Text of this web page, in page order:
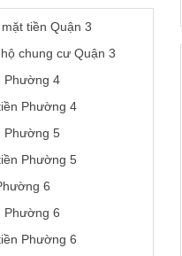
tiền Quận 3
chung cư Quận 3
Phường 4
Phường 4
Phường 5
Phường 5
6
Phường 6
Phường 6